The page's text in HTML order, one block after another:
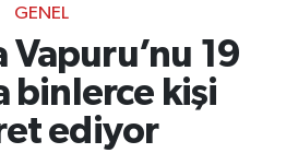
GENEL
Vapuru’nu 19
binlerce kişi
ediyor